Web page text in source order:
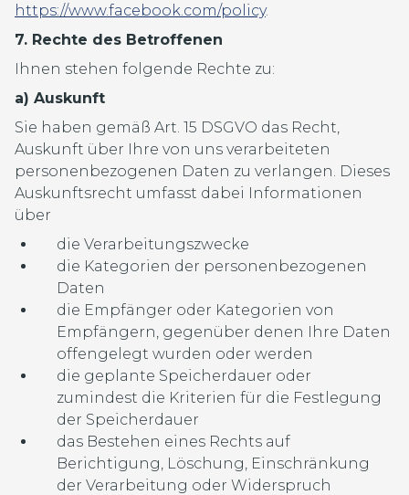
https://www.facebook.com/policy.
7. Rechte des Betroffenen
Ihnen stehen folgende Rechte zu:
a) Auskunft
Sie haben gemäß Art. 15 DSGVO das Recht,
Auskunft über Ihre von uns verarbeiteten
personenbezogenen Daten zu verlangen. Dieses
Auskunftsrecht umfasst dabei Informationen
über
die Verarbeitungszwecke
die Kategorien der personenbezogenen
Daten
die Empfänger oder Kategorien von
Empfängern, gegenüber denen Ihre Daten
offengelegt wurden oder werden
die geplante Speicherdauer oder
zumindest die Kriterien für die Festlegung
der Speicherdauer
das Bestehen eines Rechts auf
Berichtigung, Löschung, Einschränkung
der Verarbeitung oder Widerspruch